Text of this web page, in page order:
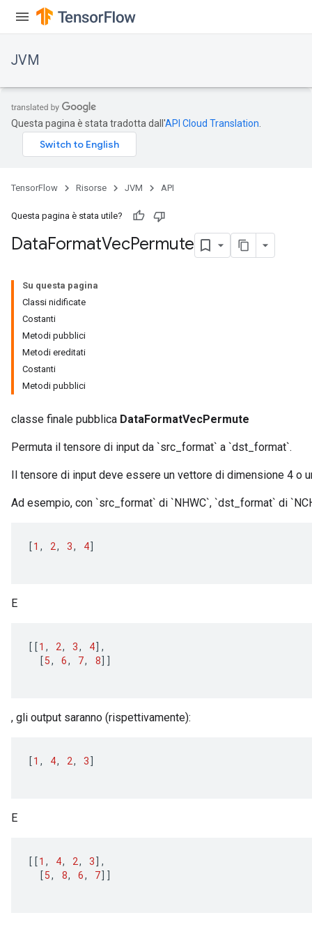
JVM
Questa pagina è stata tradotta dall'API Cloud Translation
TensorFlow Risorse JVM API
Questa pagina è stata utile?
DataFormatVecPermute
Su questa pagina
Classi nidificate
Costanti
Metodi pubblici
Metodi ereditati
Costanti
Metodi pubblici
classe finale pubblica DataFormatVecPermute
Permuta il tensore di input da `src_format` a `dst_format`.
Il tensore di input deve essere un vettore di dimensione 4 o
Ad esempio, con `src_format` di `NHWC`, `dst_format` di
[1 , 2, 3, 4]
E
[[1 , 2, 3, 4] ,
[5, 6, 7, 8]]
, gli output saranno (rispettivamente):
[1 , 4, 2, 3]
E
[[1 , 4, 2, 3] ,
[5, 8, 6, 7]]